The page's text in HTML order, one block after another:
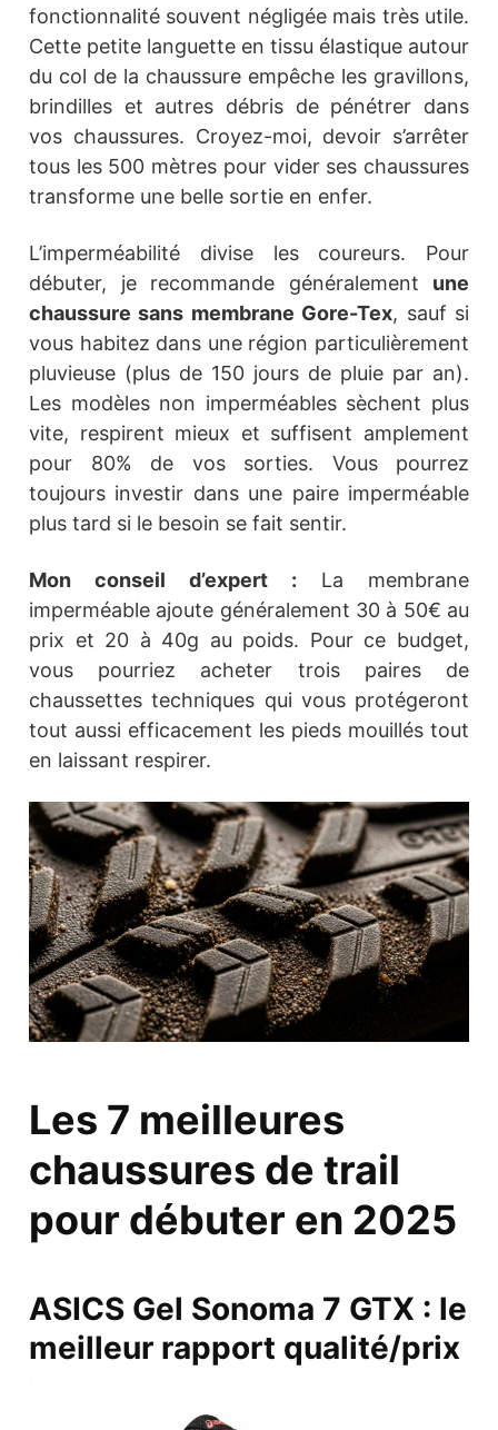
fonctionnalité souvent négligée mais très utile.
Cette petite languette en tissu élastique autour
du col de la chaussure empêche les gravillons,
brindilles et autres débris de pénétrer dans
vos chaussures. Croyez-moi, devoir s’arrêter
tous les 500 mètres pour vider ses chaussures
transforme une belle sortie en enfer.
L’imperméabilité divise les coureurs. Pour
débuter, je recommande généralement une
chaussure sans membrane Gore-Tex, sauf si
vous habitez dans une région particulièrement
pluvieuse (plus de 150 jours de pluie par an).
Les modèles non imperméables sèchent plus
vite, respirent mieux et suffisent amplement
pour 80% de vos sorties. Vous pourrez
toujours investir dans une paire imperméable
plus tard si le besoin se fait sentir.
Mon conseil d’expert : La membrane
imperméable ajoute généralement 30 à 50€ au
prix et 20 à 40g au poids. Pour ce budget,
vous pourriez acheter trois paires de
chaussettes techniques qui vous protégeront
tout aussi efficacement les pieds mouillés tout
en laissant respirer.
Les 7 meilleures
chaussures de trail
pour débuter en 2025
ASICS Gel Sonoma 7 GTX : le
meilleur rapport qualité/prix